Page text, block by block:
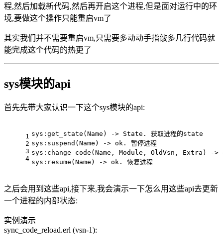
程,然后加载新代码,然后再开启这个进程,但是面对运行中的环
境,要做这个操作只能重启vm了
其实我们并不需要重启vm,只需要多动动手指敲多几行代码就
能完成这个代码的热更了
sys模块的api
首先先带大家认识一下这个sys模块的api:
1
2
3
4
sys:get_state(Name) -> State. 获取进程的state
sys:suspend(Name) -> ok. 暂停进程
sys:change_code(Name, Module, OldVsn, Extra) ->
sys:resume(Name) -> ok. 恢复进程
之后会用到这些api,接下来,我会演示一下怎么用这些api去更新
一个进程的内部状态:
实例演示
sync_code_reload.erl (vsn-1):